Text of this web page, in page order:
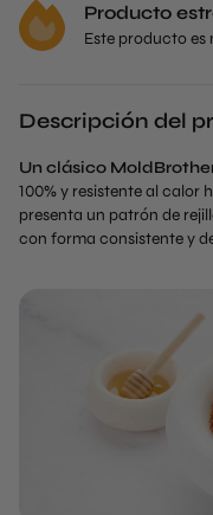
Producto
Este producto es
Descripción del
Un clásico
100% y resistente al calor
presenta un patrón de
con forma consistente y